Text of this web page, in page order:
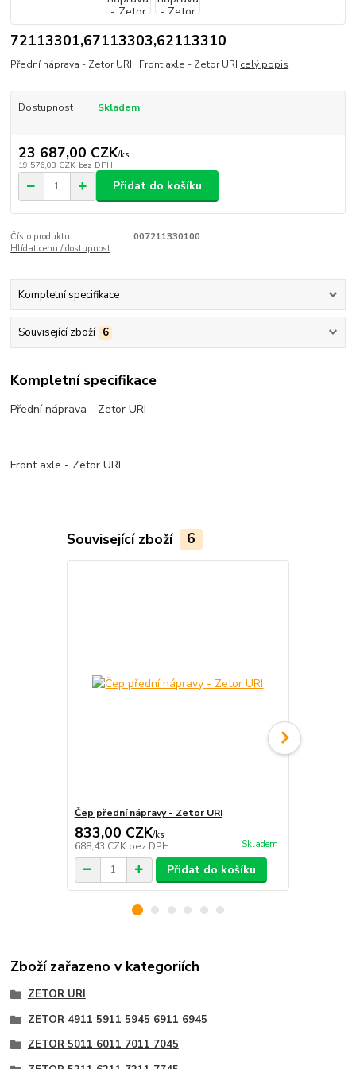
72113301,67113303,62113310
Přední náprava - Zetor URI Front axle - Zetor URI celý popis
Dostupnost Skladem
23 687,00 CZK/ks
19 576,03 CZK bez DPH
Přidat do košíku
Číslo produktu:
007211330100
Hlídat cenu / dostupnost
Kompletní specifikace
Související zboží 6
Kompletní specifikace
Přední náprava - Zetor URI
Front axle - Zetor URI
Související zboží 6
Čep přední nápravy - Zetor URI
833,00 CZK/ks
688,43 CZK bez DPH Skladem
Přidat do košíku
Zboží zařazeno v kategoriích
ZETOR URI
ZETOR 4911 5911 5945 6911 6945
ZETOR 5011 6011 7011 7045